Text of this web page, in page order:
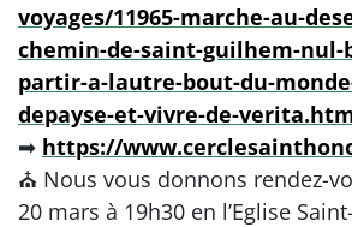
voyages/11965-marche-au-
chemin-de-saint-guilhem-nul-
partir-a-lautre-bout-du-
depayse-et-vivre-de-
➡ https://
⛪️ Nous vous donnons rendez-
20 mars à 19h30 en l’Eglise